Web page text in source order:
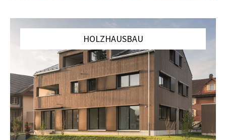
HOLZHAUSBAU